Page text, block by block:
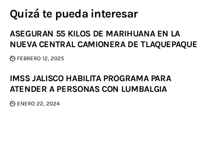
Quizá te pueda interesar
ASEGURAN 55 KILOS DE MARIHUANA EN LA
NUEVA CENTRAL CAMIONERA DE TLAQUEPAQUE
FEBRERO 12, 2025
IMSS JALISCO HABILITA PROGRAMA PARA
ATENDER A PERSONAS CON LUMBALGIA
ENERO 22, 2024